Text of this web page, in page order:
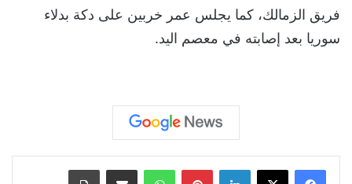
فريق الزمالك، كما يجلس عمر خربين على دكة بدلاء
سوريا بعد إصابته في معصم اليد.
لينكدإن بينتيريست واتساب